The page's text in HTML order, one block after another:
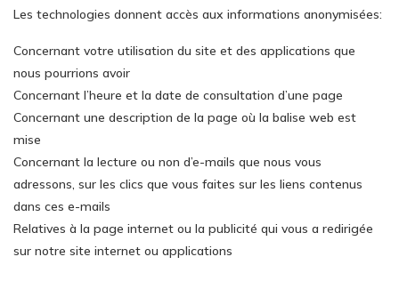
Les technologies donnent accès aux informations anonymisées:
Concernant votre utilisation du site et des applications que
nous pourrions avoir
Concernant l’heure et la date de consultation d’une page
Concernant une description de la page où la balise web est
mise
Concernant la lecture ou non d’e-mails que nous vous
adressons, sur les clics que vous faites sur les liens contenus
dans ces e-mails
Relatives à la page internet ou la publicité qui vous a redirigée
sur notre site internet ou applications